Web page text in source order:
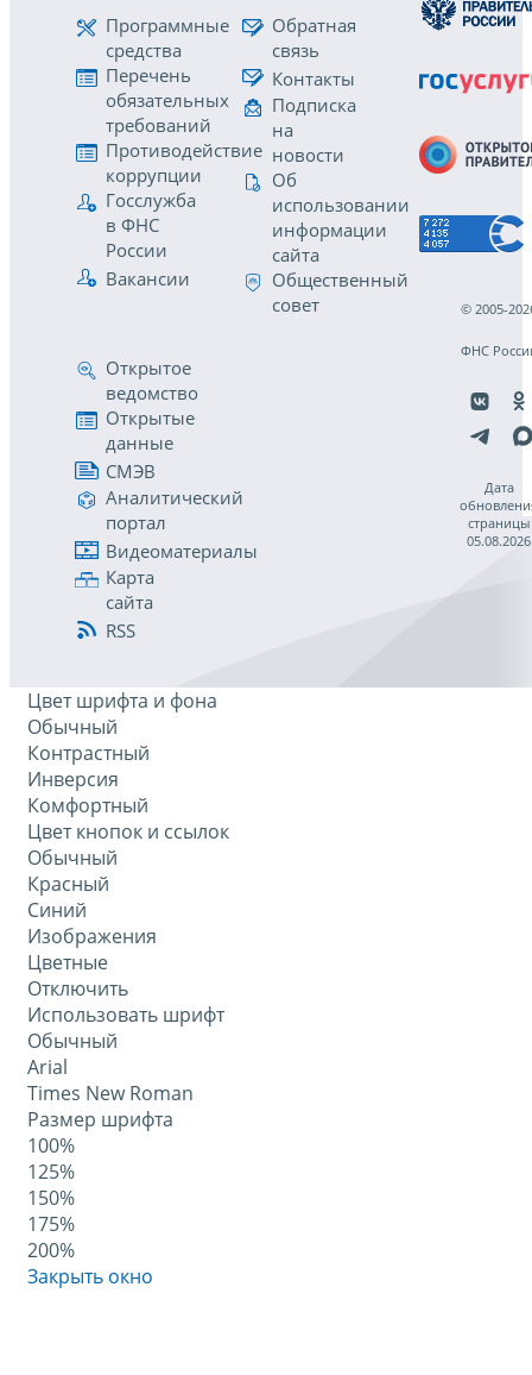
Программные
средства
Перечень
обязательных
требований
Противодействие
коррупции
Госслужба
в ФНС
России
Вакансии
Обратная
связь
Контакты
Подписка
на
новости
Об
использовании
информации
сайта
Общественный
совет
Открытое
ведомство
Открытые
данные
СМЭВ
Аналитический
портал
Видеоматериалы
Карта
сайта
RSS
© 2005-
ФНС
Дата
страницы
05.08.2026
Цвет шрифта и фона
Обычный
Контрастный
Инверсия
Комфортный
Цвет кнопок и ссылок
Обычный
Красный
Синий
Изображения
Цветные
Отключить
Использовать шрифт
Обычный
Arial
Times New Roman
Размер шрифта
100%
125%
150%
175%
200%
Закрыть окно